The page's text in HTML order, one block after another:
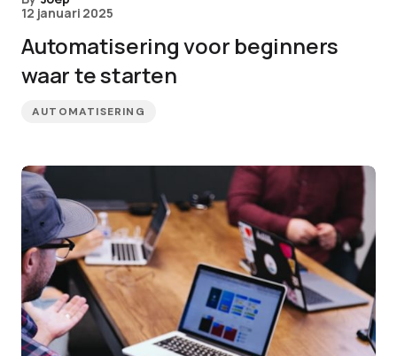
12 januari 2025
Automatisering voor beginners
waar te starten
AUTOMATISERING